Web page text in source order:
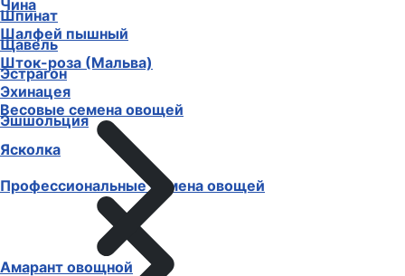
Чина
Шалфей пышный
Шток-роза (Мальва)
Эхинацея
Эшшольция
Ясколка
Профессиональные семена овощей
Шпинат
Щавель
Эстрагон
Весовые семена овощей
Амарант овощной